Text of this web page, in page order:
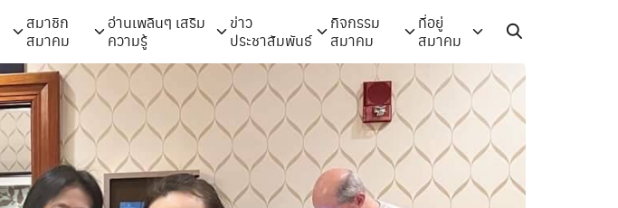
สมาชิก
สมาคม
อ่านเพลินๆ เสริม
ความรู้
ข่าว
ประชาสัมพันธ์
กิจกรรม
สมาคม
ที่อยู่
สมาคม